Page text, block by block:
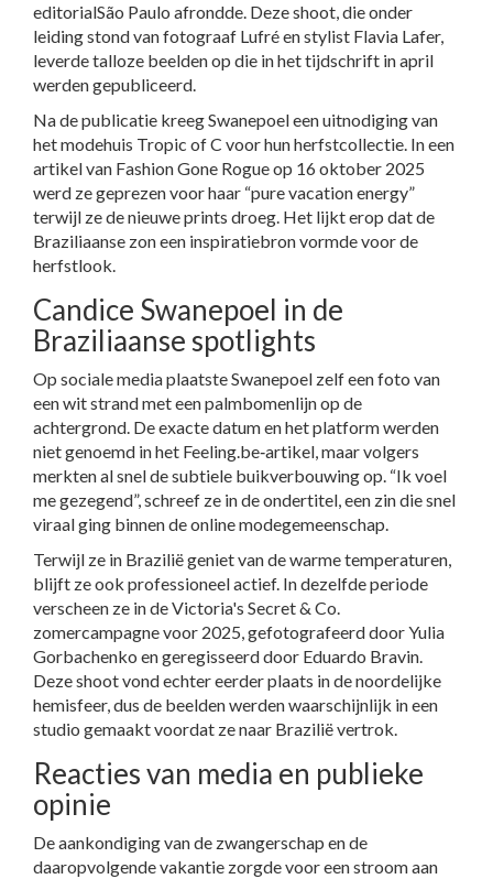
editorialSão Paulo afrondde. Deze shoot, die onder
leiding stond van fotograaf Lufré en stylist Flavia Lafer,
leverde talloze beelden op die in het tijdschrift in april
werden gepubliceerd.
Na de publicatie kreeg Swanepoel een uitnodiging van
het modehuis Tropic of C voor hun herfstcollectie. In een
artikel van Fashion Gone Rogue op 16 oktober 2025
werd ze geprezen voor haar “pure vacation energy”
terwijl ze de nieuwe prints droeg. Het lijkt erop dat de
Braziliaanse zon een inspiratiebron vormde voor de
herfstlook.
Candice Swanepoel in de
Braziliaanse spotlights
Op sociale media plaatste Swanepoel zelf een foto van
een wit strand met een palmbomenlijn op de
achtergrond. De exacte datum en het platform werden
niet genoemd in het Feeling.be‑artikel, maar volgers
merkten al snel de subtiele buikverbouwing op. “Ik voel
me gezegend”, schreef ze in de ondertitel, een zin die snel
viraal ging binnen de online modegemeenschap.
Terwijl ze in Brazilië geniet van de warme temperaturen,
blijft ze ook professioneel actief. In dezelfde periode
verscheen ze in deVictoria's Secret & Co.
zomercampagne voor 2025, gefotografeerd door Yulia
Gorbachenko en geregisseerd door Eduardo Bravin.
Deze shoot vond echter eerder plaats in de noordelijke
hemisfeer, dus de beelden werden waarschijnlijk in een
studio gemaakt voordat ze naar Brazilië vertrok.
Reacties van media en publieke
opinie
De aankondiging van de zwangerschap en de
daaropvolgende vakantie zorgde voor een stroom aan